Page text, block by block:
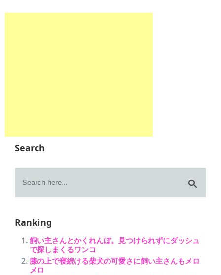
Search
Ranking
飼い主さんとかくれんぼ。見つけられずにダッシュ
で探しまくるワンコ
膝の上で寝続ける柴犬の可愛さに飼い主さんもメロ
メロ